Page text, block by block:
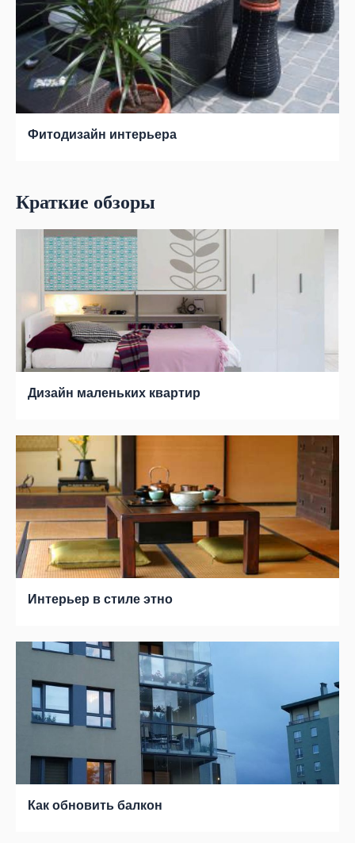
Фитодизайн интерьера
Краткие обзоры
Дизайн маленьких квартир
Интерьер в стиле этно
Как обновить балкон